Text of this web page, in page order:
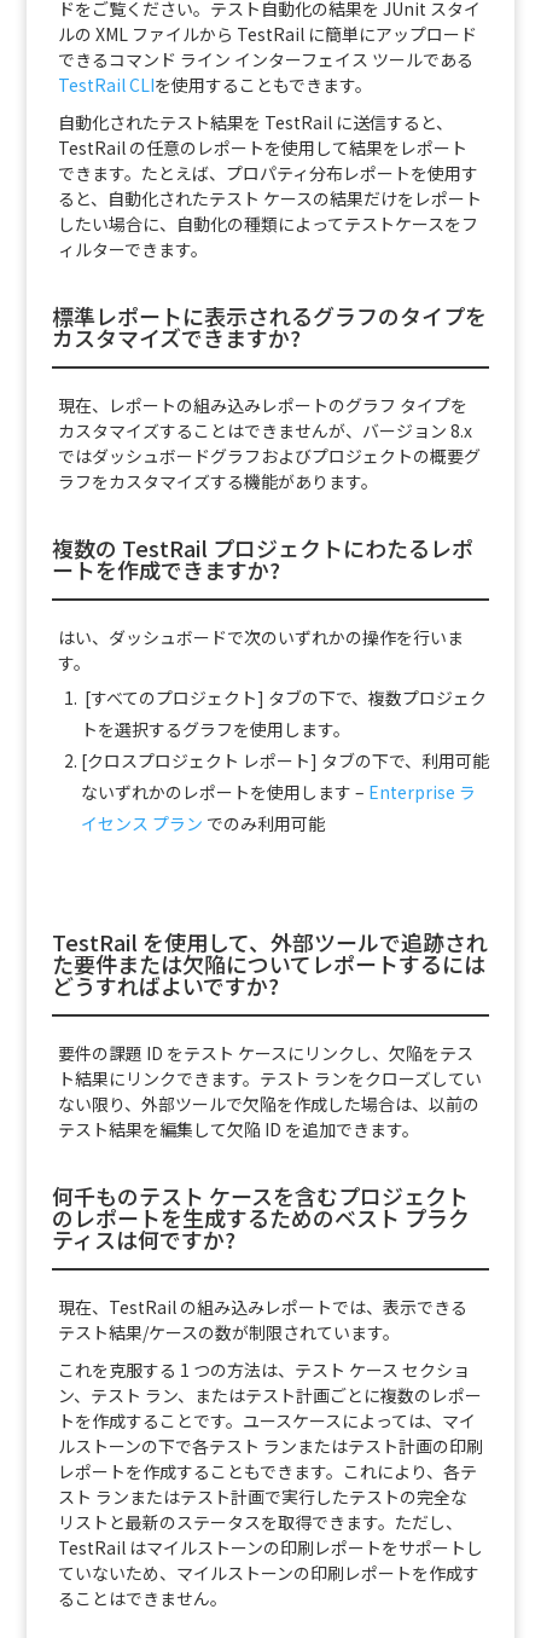
ドをご覧ください。テスト自動化の結果を JUnit スタイ
ルの XML ファイルから TestRail に簡単にアップロード
できるコマンド ライン インターフェイス ツールである
TestRail CLIを使用することもできます。
自動化されたテスト結果を TestRail に送信すると、
TestRail の任意のレポートを使用して結果をレポート
できます。たとえば、プロパティ分布レポートを使用す
ると、自動化されたテスト ケースの結果だけをレポート
したい場合に、自動化の種類によってテストケースをフ
ィルターできます。
標準レポートに表示されるグラフのタイプを
カスタマイズできますか?
現在、レポートの組み込みレポートのグラフ タイプを
カスタマイズすることはできませんが、バージョン 8.x
ではダッシュボードグラフおよびプロジェクトの概要グ
ラフをカスタマイズする機能があります。
複数の TestRail プロジェクトにわたるレポ
ートを作成できますか?
はい、ダッシュボードで次のいずれかの操作を行いま
す。
[すべてのプロジェクト] タブの下で、複数プロジェク
トを選択するグラフを使用します。
[クロスプロジェクト レポート] タブの下で、利用可能
ないずれかのレポートを使用します – Enterprise ラ
イセンス プラン でのみ利用可能
TestRail を使用して、外部ツールで追跡され
た要件または欠陥についてレポートするには
どうすればよいですか?
要件の課題 ID をテスト ケースにリンクし、欠陥をテス
ト結果にリンクできます。テスト ランをクローズしてい
ない限り、外部ツールで欠陥を作成した場合は、以前の
テスト結果を編集して欠陥 ID を追加できます。
何千ものテスト ケースを含むプロジェクト
のレポートを生成するためのベスト プラク
ティスは何ですか?
現在、TestRail の組み込みレポートでは、表示できる
テスト結果/ケースの数が制限されています。
これを克服する 1 つの方法は、テスト ケース セクショ
ン、テスト ラン、またはテスト計画ごとに複数のレポー
トを作成することです。ユースケースによっては、マイ
ルストーンの下で各テスト ランまたはテスト計画の印刷
レポートを作成することもできます。これにより、各テ
スト ランまたはテスト計画で実行したテストの完全な
リストと最新のステータスを取得できます。ただし、
TestRail はマイルストーンの印刷レポートをサポートし
ていないため、マイルストーンの印刷レポートを作成す
ることはできません。